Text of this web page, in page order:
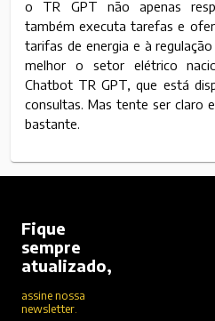
o TR GPT não apenas
também executa tarefas e
tarifas de energia e à
melhor o setor elétrico
Chatbot TR GPT, que está
consultas. Mas tente ser claro
bastante.
Fique
sempre
atualizado,
assine nossa
newsletter.